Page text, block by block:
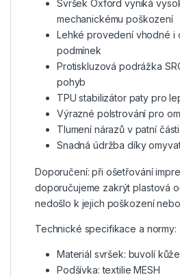
Svršek Oxford vyniká
mechanickému poškození
Lehké provedení vhodné i
podmínek
Protiskluzová podrážka
pohyb
TPU stabilizátor paty pro
Výrazné polstrování pro
Tlumení nárazů v patní
Snadná údržba díky
Doporučení: při ošetřování
doporučujeme zakrýt plastová
nedošlo k jejich poškození
Technické specifikace a normy:
Materiál svršek: buvolí
Podšívka: textilie MESH